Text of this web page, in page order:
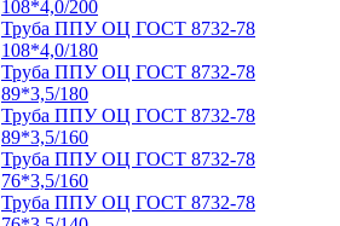
108*4,0/200
Труба ППУ ОЦ ГОСТ 8732-78
108*4,0/180
Труба ППУ ОЦ ГОСТ 8732-78
89*3,5/180
Труба ППУ ОЦ ГОСТ 8732-78
89*3,5/160
Труба ППУ ОЦ ГОСТ 8732-78
76*3,5/160
Труба ППУ ОЦ ГОСТ 8732-78